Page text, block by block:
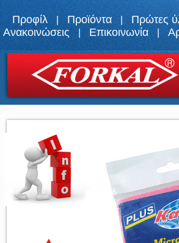
Προφίλ Προϊόντα Πρώτες
Ανακοινώσεις
Επικοινωνία